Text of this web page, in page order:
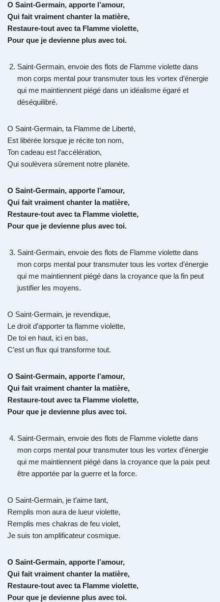
O Saint-Germain, apporte l’amour,
Qui fait vraiment chanter la matière,
Restaure-tout avec ta Flamme violette,
Pour que je devienne plus avec toi.
Saint-Germain, envoie des flots de Flamme violette dans
mon corps mental pour transmuter tous les vortex d’énergie
qui me maintiennent piégé dans un idéalisme égaré et
déséquilibré.
O Saint-Germain, ta Flamme de Liberté,
Est libérée lorsque je récite ton nom,
Ton cadeau est l’accélération,
Qui soulèvera sûrement notre planète.
O Saint-Germain, apporte l’amour,
Qui fait vraiment chanter la matière,
Restaure-tout avec ta Flamme violette,
Pour que je devienne plus avec toi.
Saint-Germain, envoie des flots de Flamme violette dans
mon corps mental pour transmuter tous les vortex d’énergie
qui me maintiennent piégé dans la croyance que la fin peut
justifier les moyens.
O Saint-Germain, je revendique,
Le droit d’apporter ta flamme violette,
De toi en haut, ici en bas,
C’est un flux qui transforme tout.
O Saint-Germain, apporte l’amour,
Qui fait vraiment chanter la matière,
Restaure-tout avec ta Flamme violette,
Pour que je devienne plus avec toi.
Saint-Germain, envoie des flots de Flamme violette dans
mon corps mental pour transmuter tous les vortex d’énergie
qui me maintiennent piégé dans la croyance que la paix peut
être apportée par la guerre et la force.
O Saint-Germain, je t’aime tant,
Remplis mon aura de lueur violette,
Remplis mes chakras de feu violet,
Je suis ton amplificateur cosmique.
O Saint-Germain, apporte l’amour,
Qui fait vraiment chanter la matière,
Restaure-tout avec ta Flamme violette,
Pour que je devienne plus avec toi.